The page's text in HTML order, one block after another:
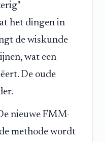
het dingen in
de wiskunde
wat een
De oude
nieuwe FMM-
methode wordt